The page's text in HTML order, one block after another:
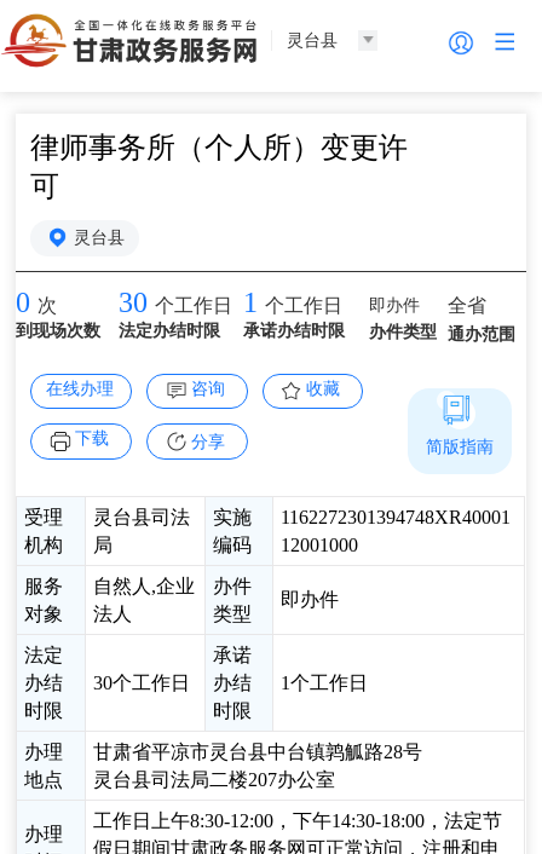
灵台县
律师事务所（个人所）变更许
可
灵台县
0 次
到现场次数
30 个工作日
法定办结时限
1 个工作日
承诺办结时限
即办件
办件类型
全省
通办范围
在线办理 咨询 收藏
下载 分享
受理
机构
灵台县司法
局
实施
编码
1162272301394748XR40001
12001000
服务
对象
自然人,企业
法人
办件
类型
即办件
法定
办结
时限
30个工作日
承诺
办结
时限
1个工作日
办理
地点
甘肃省平凉市灵台县中台镇鹑觚路28号
灵台县司法局二楼207办公室
办理
工作日上午8:30-12:00，下午14:30-18:00，法定节
假日期间甘肃政务服务网可正常访问，注册和申
简版指南